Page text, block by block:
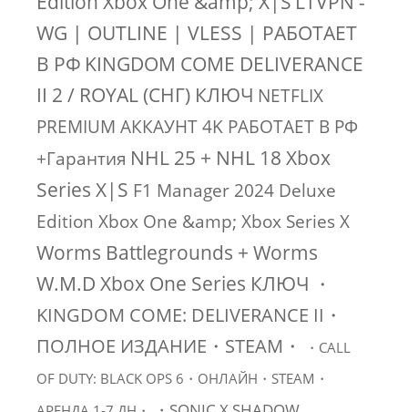
WG | OUTLINE | VLESS | РАБОТАЕТ
В РФ KINGDOM COME DELIVERANCE
II 2 / ROYAL (СНГ) КЛЮЧ NETFLIX
PREMIUM АККАУНТ 4K РАБОТАЕТ В РФ
+Гарантия NHL 25 + NHL 18 Xbox
Series X|S F1 Manager 2024 Deluxe
Edition Xbox One &amp; Xbox Series X
Worms Battlegrounds + Worms
W.M.D Xbox One Series КЛЮЧ ・
KINGDOM COME: DELIVERANCE II・
ПОЛНОЕ ИЗДАНИЕ・STEAM・
・CALL
OF DUTY: BLACK OPS 6・ОНЛАЙН・STEAM・